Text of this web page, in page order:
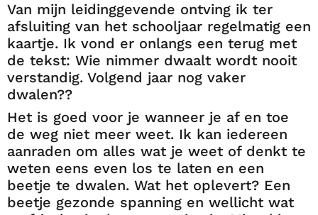
Van mijn leidinggevende ontving ik ter
afsluiting van het schooljaar regelmatig een
kaartje. Ik vond er onlangs een terug met
de tekst: Wie nimmer dwaalt wordt nooit
verstandig. Volgend jaar nog vaker
dwalen??
Het is goed voor je wanneer je af en toe
de weg niet meer weet. Ik kan iedereen
aanraden om alles wat je weet of denkt te
weten eens even los te laten en een
beetje te dwalen. Wat het oplevert? Een
beetje gezonde spanning en wellicht wat